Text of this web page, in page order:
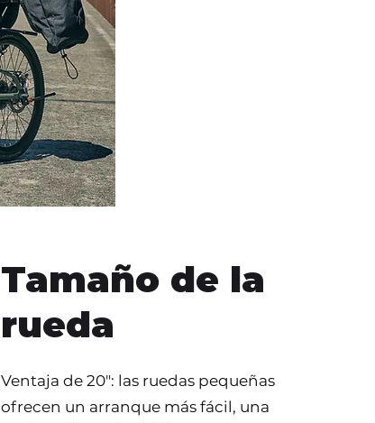
Tamaño de la
rueda
Ventaja de 20": las ruedas pequeñas
ofrecen un arranque más fácil, una